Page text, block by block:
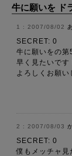
牛に願いを ド
2007/08/02 あ
SECRET: 0
牛に願いをの第
早く見たいです
よろしくお願い
2007/08/03
SECRET: 0
僕もメッチャ